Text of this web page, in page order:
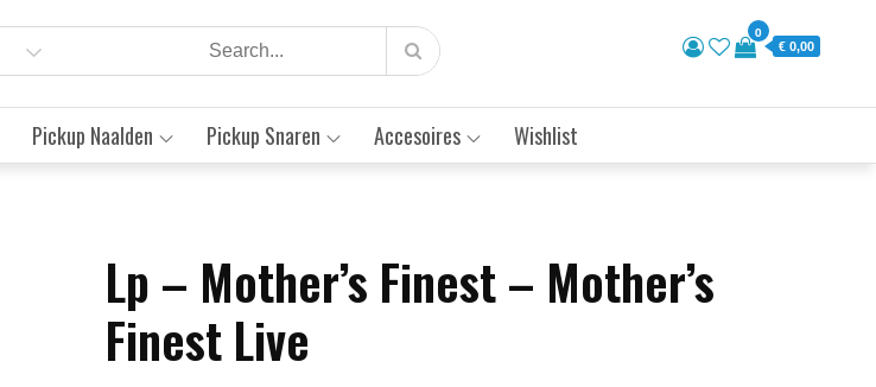
0
€ 0,00
Pickup Naalden Pickup Snaren Accesoires Wishlist
Lp – Mother’s Finest – Mother’s
Finest Live